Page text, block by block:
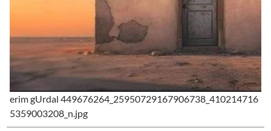
erim gUrdal 449676264_25950729167906738_410214716
5359003208_n.jpg